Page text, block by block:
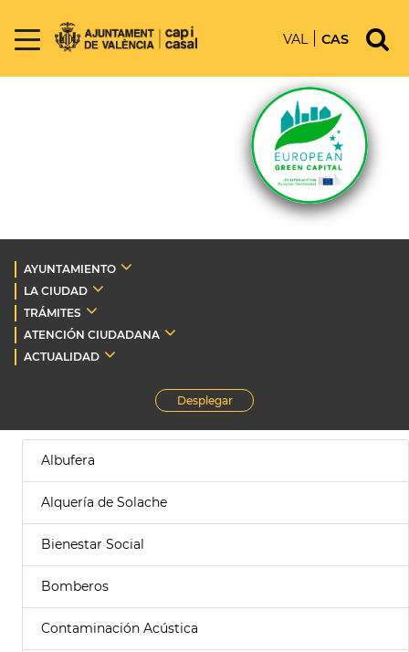
VAL CAS
AYUNTAMIENTO
LA CIUDAD
TRÁMITES
ATENCIÓN CIUDADANA
ACTUALIDAD
Desplegar
Albufera
Alquería de Solache
Bienestar Social
Bomberos
Contaminación Acústica